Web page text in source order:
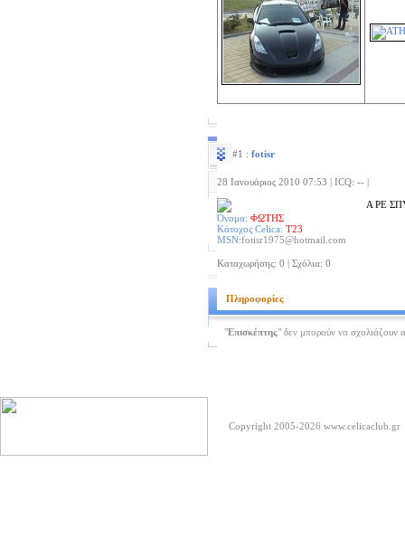
#1 : fotisr
28 Ιανουάριος 2010 07:53 | ICQ: -- |
Όνομα: ΦΩΤΗΣ
Κάτοχος Celica: Τ23
MSN:fotisr1975@hotmail.com
Α ΡΕ
Καταχωρήσης: 0 | Σχόλια: 0
Πληροφορίες
"Επισκέπτης" δεν μπορούν να σχολιάζουν
Copyright 2005-2026 www.celicaclub.gr